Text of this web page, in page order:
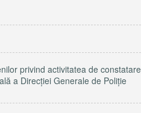
privind activitatea de constatare
a Direcției Generale de Poliție